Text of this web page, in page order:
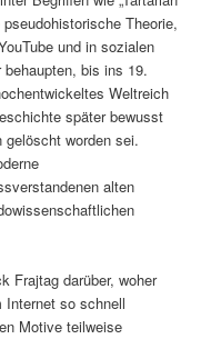
pseudohistorische Theorie,
und in sozialen
bis ins 19.
Weltreich
später bewusst
worden sei.
alten
Frajtag darüber, woher
so schnell
Motive teilweise